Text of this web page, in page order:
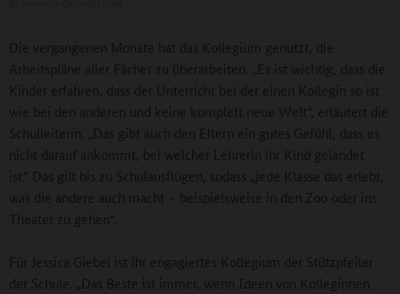
Die vergangenen Monate hat das Kollegium genutzt, die
Arbeitspläne aller Fächer zu überarbeiten. „Es ist wichtig, dass die
Kinder erfahren, dass der Unterricht bei der einen Kollegin so ist
wie bei den anderen und keine komplett neue Welt“, erläutert die
Schulleiterin. „Das gibt auch den Eltern ein gutes Gefühl, dass es
nicht darauf ankommt, bei welcher Lehrerin ihr Kind gelandet
ist.“ Das gilt bis zu Schulausflügen, sodass „jede Klasse das erlebt,
was die andere auch macht – beispielsweise in den Zoo oder ins
Theater zu gehen“.
Für Jessica Giebel ist ihr engagiertes Kollegium der Stützpfeiler
der Schule. „Das Beste ist immer, wenn Ideen von Kolleginnen